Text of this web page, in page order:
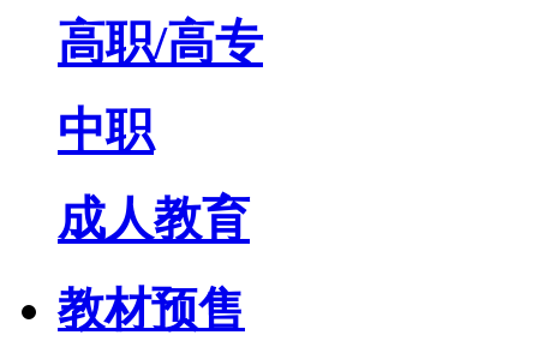
高职/高专
中职
成人教育
教材预售